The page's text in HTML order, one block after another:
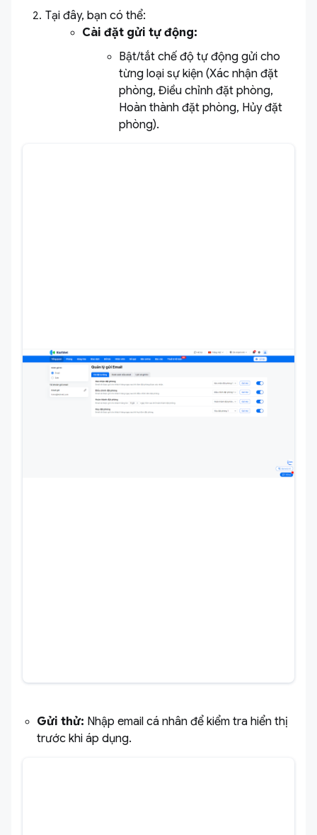
Tại đây, bạn có thể:
Cài đặt gửi tự động:
Bật/tắt chế độ tự động gửi cho
từng loại sự kiện (Xác nhận đặt
phòng, Điều chỉnh đặt phòng,
Hoàn thành đặt phòng, Hủy đặt
phòng).
Gửi thử: Nhập email cá nhân để kiểm tra hiển thị
trước khi áp dụng.